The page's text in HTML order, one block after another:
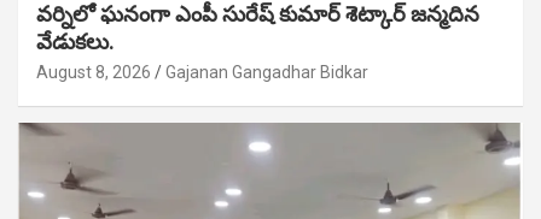
వర్నిలో ఘనంగా ఎంపీ సురేష్ కుమార్ శెట్కార్ జన్మదిన
వేడుకలు.
August 8, 2026 Gajanan Gangadhar Bidkar